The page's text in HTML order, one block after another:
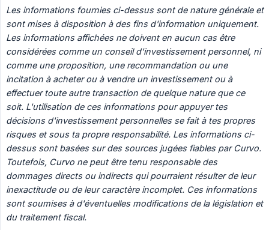
Les informations fournies ci-dessus sont de nature générale et
sont mises à disposition à des fins d'information uniquement.
Les informations affichées ne doivent en aucun cas être
considérées comme un conseil d'investissement personnel, ni
comme une proposition, une recommandation ou une
incitation à acheter ou à vendre un investissement ou à
effectuer toute autre transaction de quelque nature que ce
soit. L'utilisation de ces informations pour appuyer tes
décisions d'investissement personnelles se fait à tes propres
risques et sous ta propre responsabilité. Les informations ci-
dessus sont basées sur des sources jugées fiables par Curvo.
Toutefois, Curvo ne peut être tenu responsable des
dommages directs ou indirects qui pourraient résulter de leur
inexactitude ou de leur caractère incomplet. Ces informations
sont soumises à d'éventuelles modifications de la législation et
du traitement fiscal.